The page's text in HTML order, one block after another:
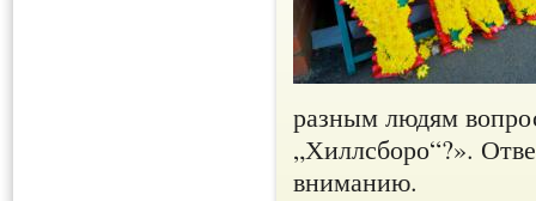
разным людям
„Хиллсборо“?».
вниманию.